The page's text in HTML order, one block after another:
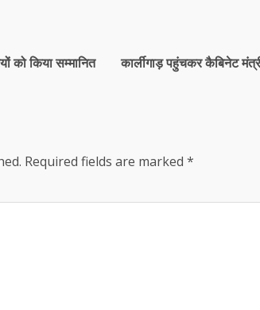
को किया सम्मानित
कार्लीगाड़ पहुंचकर कैबिनेट
Required fields are marked *